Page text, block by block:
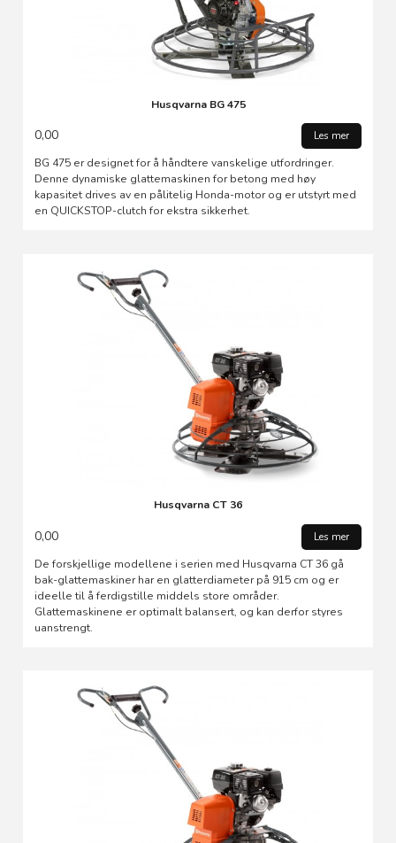
Husqvarna BG 475
0,00 Les mer
BG 475 er designet for å håndtere vanskelige utfordringer.
Denne dynamiske glattemaskinen for betong med høy
kapasitet drives av en pålitelig Honda-motor og er utstyrt med
en QUICKSTOP-clutch for ekstra sikkerhet.
Husqvarna CT 36
0,00 Les mer
De forskjellige modellene i serien med Husqvarna CT 36 gå
bak-glattemaskiner har en glatterdiameter på 915 cm og er
ideelle til å ferdigstille middels store områder.
Glattemaskinene er optimalt balansert, og kan derfor styres
uanstrengt.